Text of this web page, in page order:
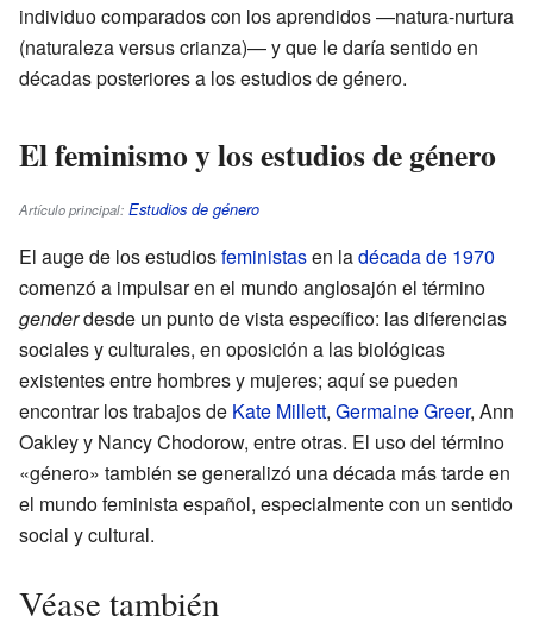
individuo comparados con los aprendidos —natura-nurtura
(naturaleza versus crianza)— y que le daría sentido en
décadas posteriores a los estudios de género.
El feminismo y los estudios de género
Artículo principal: Estudios de género
El auge de los estudiosfeministasen ladécada de 1970
comenzó a impulsar en el mundo anglosajón el término
genderdesde un punto de vista específico: las diferencias
sociales y culturales, en oposición a las biológicas
existentes entre hombres y mujeres; aquí se pueden
encontrar los trabajos de Kate Millett, Germaine Greer, Ann
Oakley y Nancy Chodorow, entre otras. El uso del término
«género» también se generalizó una década más tarde en
el mundo feminista español, especialmente con un sentido
social y cultural.
Véase también